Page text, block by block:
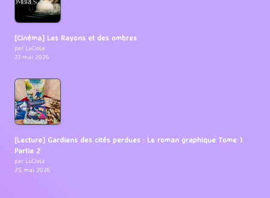
[Cinéma] Les Rayons et des ombres
par LuCioLe
27 mai 2026
[Lecture] Gardiens des cités perdues : Le roman graphique Tome 1
Partie 2
par LuCioLe
25 mai 2026